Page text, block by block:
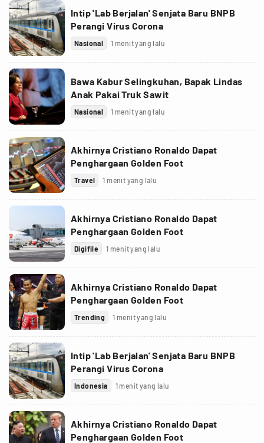
Intip 'Lab Berjalan' Senjata Baru BNPB
Perangi Virus Corona
Nasional 1 menit yang lalu
Bawa Kabur Selingkuhan, Bapak Lindas
Anak Pakai Truk Sawit
Nasional 1 menit yang lalu
Akhirnya Cristiano Ronaldo Dapat
Penghargaan Golden Foot
Travel 1 menit yang lalu
Akhirnya Cristiano Ronaldo Dapat
Penghargaan Golden Foot
Digifile 1 menit yang lalu
Akhirnya Cristiano Ronaldo Dapat
Penghargaan Golden Foot
Trending 1 menit yang lalu
Intip 'Lab Berjalan' Senjata Baru BNPB
Perangi Virus Corona
Indonesia 1 menit yang lalu
Akhirnya Cristiano Ronaldo Dapat
Penghargaan Golden Foot